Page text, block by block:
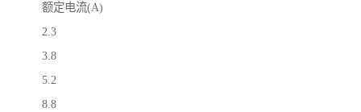
额定电流(A)
2.3
3.8
5.2
8.8